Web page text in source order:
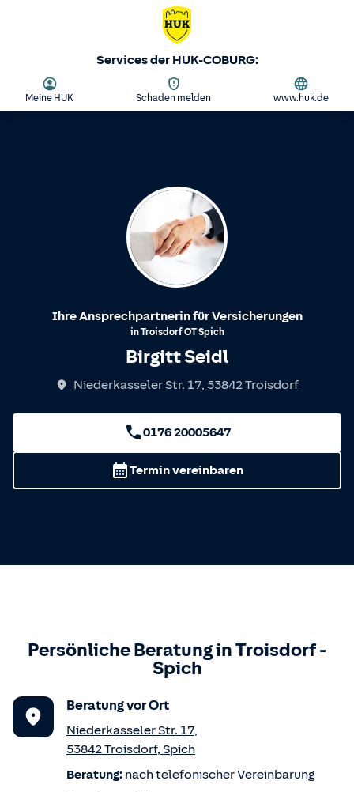
Services der HUK-COBURG:
Meine HUK Schaden melden www.huk.de
Ihre Ansprechpartnerin für Versicherungen
inTroisdorfOTSpich
Birgitt Seidl
Niederkasseler Str. 17, 53842Troisdorf
0176 20005647
Termin vereinbaren
Persönliche Beratung inTroisdorf-
Spich
Beratung vor Ort
Niederkasseler Str. 17,
53842Troisdorf, Spich
Beratung: nach telefonischer Vereinbarung